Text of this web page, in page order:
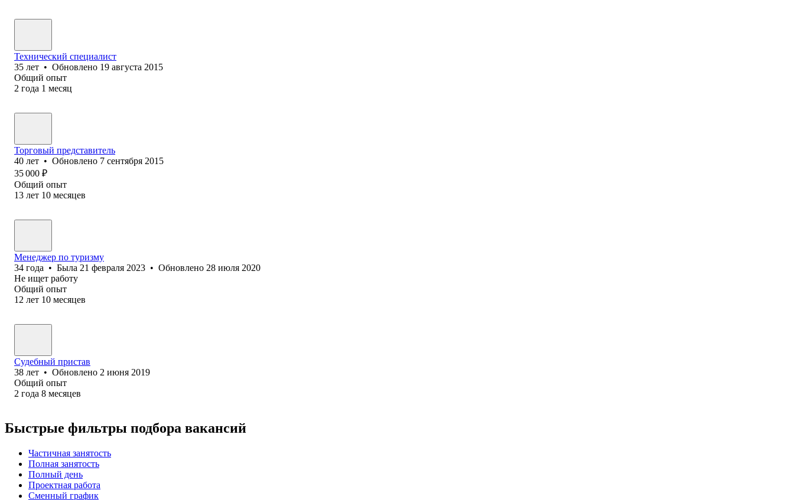
Технический специалист
35 лет • Обновлено 19 августа 2015
Общий опыт
2 года 1 месяц
Торговый представитель
40 лет • Обновлено 7 сентября 2015
35 000 ₽
Общий опыт
13 лет 10 месяцев
Менеджер по туризму
34 года • Была 21 февраля 2023 • Обновлено 28 июля 2020
Не ищет работу
Общий опыт
12 лет 10 месяцев
Судебный пристав
38 лет • Обновлено 2 июня 2019
Общий опыт
2 года 8 месяцев
Быстрые фильтры подбора вакансий
Частичная занятость
Полная занятость
Полный день
Проектная работа
Сменный график